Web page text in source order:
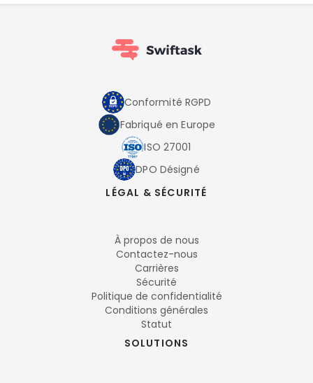
Conformité RGPD
Fabriqué en Europe
ISO 27001
DPO Désigné
LÉGAL & SÉCURITÉ
À propos de nous
Contactez-nous
Carrières
Sécurité
Politique de confidentialité
Conditions générales
Statut
SOLUTIONS